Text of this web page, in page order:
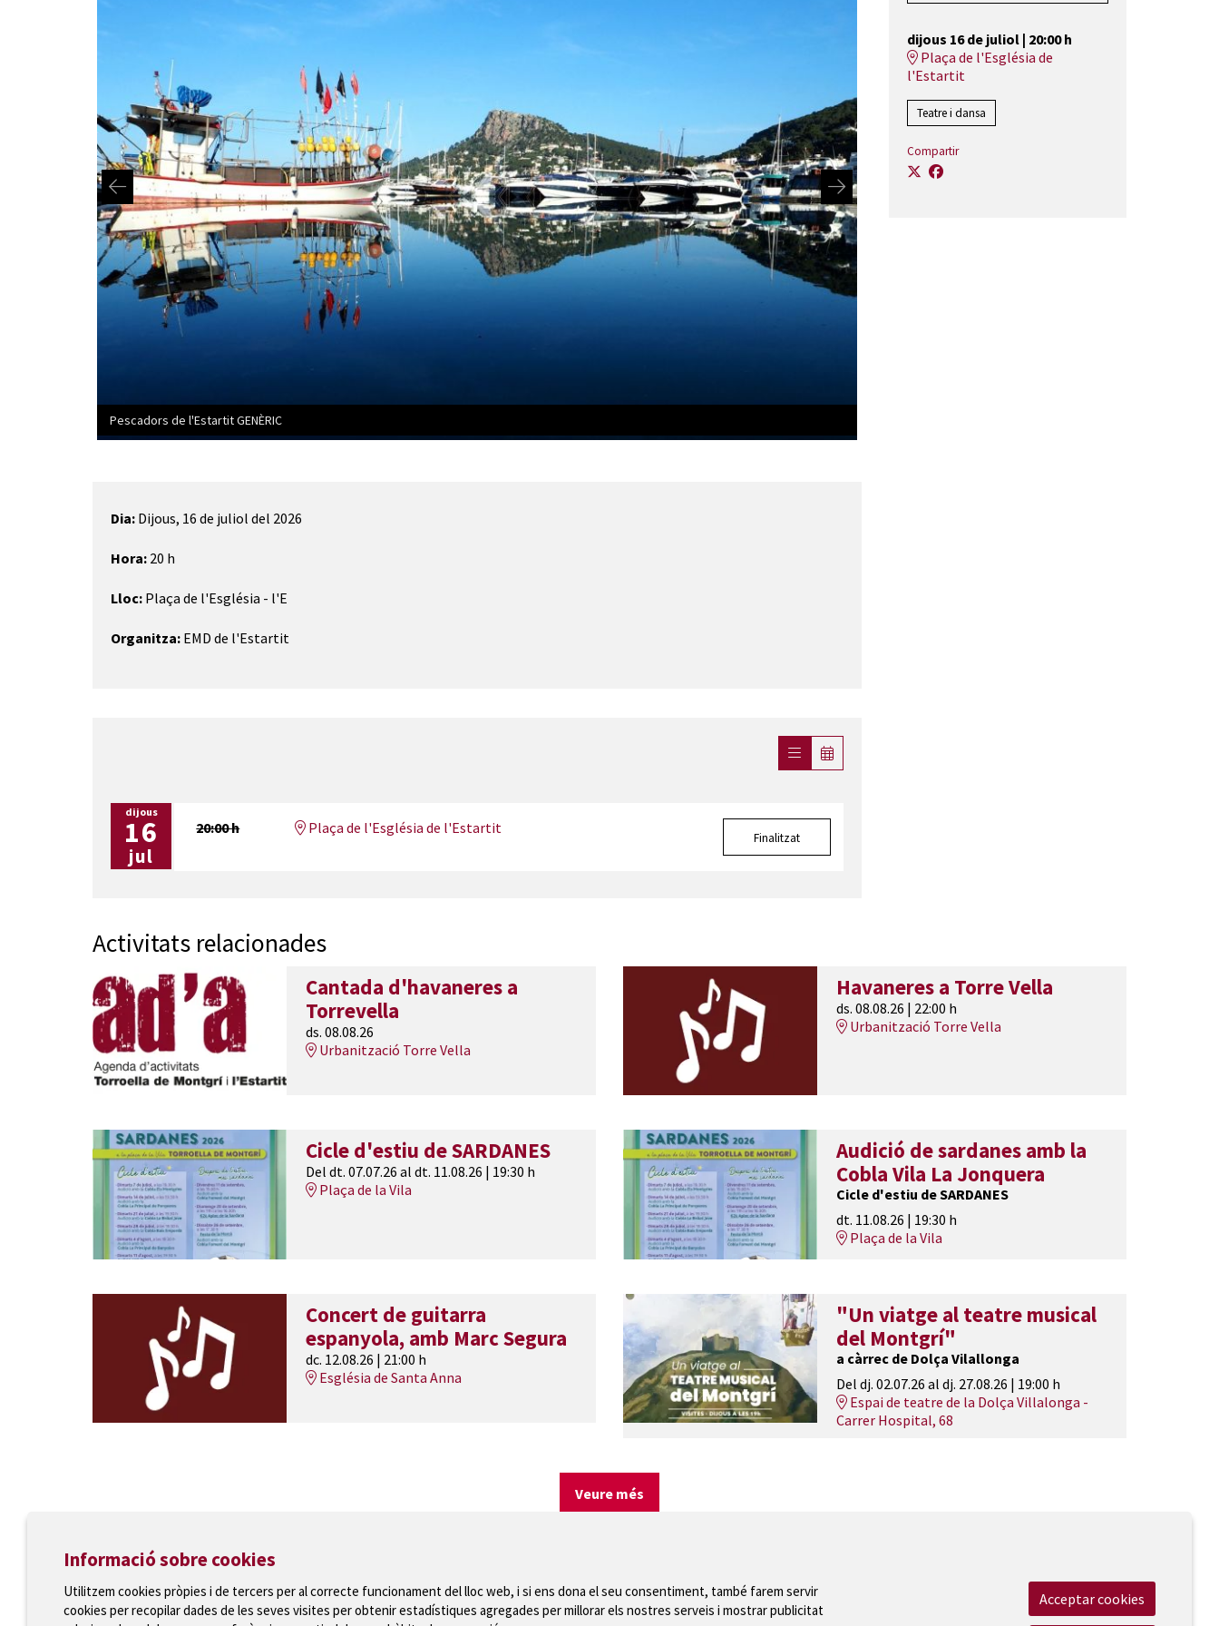
Pescadors de l'Estartit GENÈRIC
Dia: Dijous, 16 de juliol del 2026
Hora: 20 h
Lloc: Plaça de l'Església - l'E
Organitza: EMD de l'Estartit
dijous
16
jul
20:00 h Plaça de l'Església de l'Estartit
Finalitzat
dijous 16 de juliol| 20:00 h
Plaça de l'Església de
l'Estartit
Teatre i dansa
Compartir
Activitats relacionades
Cantada d'havaneres a
Torrevella
ds. 08.08.26
Urbanització Torre Vella
Havaneres a Torre Vella
ds. 08.08.26 | 22:00 h
Urbanització Torre Vella
Cicle d'estiu de SARDANES
Del dt. 07.07.26 al dt. 11.08.26 | 19:30 h
Plaça de la Vila
Audició de sardanes amb la
Cobla Vila La Jonquera
Cicle d'estiu de SARDANES
dt. 11.08.26 | 19:30 h
Plaça de la Vila
Concert de guitarra
espanyola, amb Marc Segura
dc. 12.08.26 | 21:00 h
Església de Santa Anna
"Un viatge al teatre musical
del Montgrí"
a càrrec de Dolça Vilallonga
Del dj. 02.07.26 al dj. 27.08.26 | 19:00 h
Espai de teatre de la Dolça Villalonga -
Carrer Hospital, 68
Veure més
Ajuntament de Torroella de Montgrí Mapa del web | Avís Legal Accessibilitat
Informació sobre cookies
Utilitzem cookies pròpies i de tercers per al correcte funcionament del lloc web, i si ens dona el seu consentiment, també farem servir
cookies per recopilar dades de les seves visites per obtenir estadístiques agregades per millorar els nostres serveis i mostrar publicitat
Acceptar cookies